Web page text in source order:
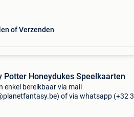
of Verzenden
Potter Honeydukes Speelkaarten
enkel bereikbaar via mail
of via whatsapp (+32 3